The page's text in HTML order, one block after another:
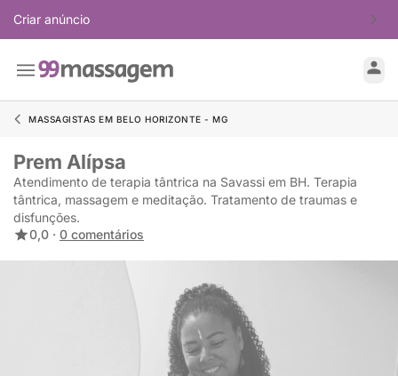
Criar anúncio
MASSAGISTAS EM BELO HORIZONTE - MG
Prem Alípsa
Atendimento de terapia tântrica na Savassi em BH. Terapia
tântrica, massagem e meditação. Tratamento de traumas e
disfunções.
0,0 · 0 comentários